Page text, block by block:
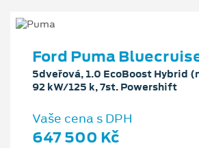
Ford Puma
5dveřová, 1.0 EcoBoost Hybrid
92 kW/125 k, 7st. Powershift
Vaše cena s DPH
647 500 Kč